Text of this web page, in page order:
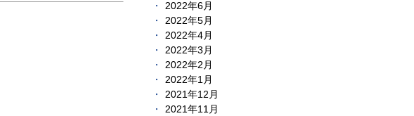
2022年6月
2022年5月
2022年4月
2022年3月
2022年2月
2022年1月
2021年12月
2021年11月